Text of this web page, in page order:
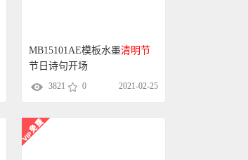
MB15101AE模板水墨清明节
节日诗句开场
3821 0 2021-02-25